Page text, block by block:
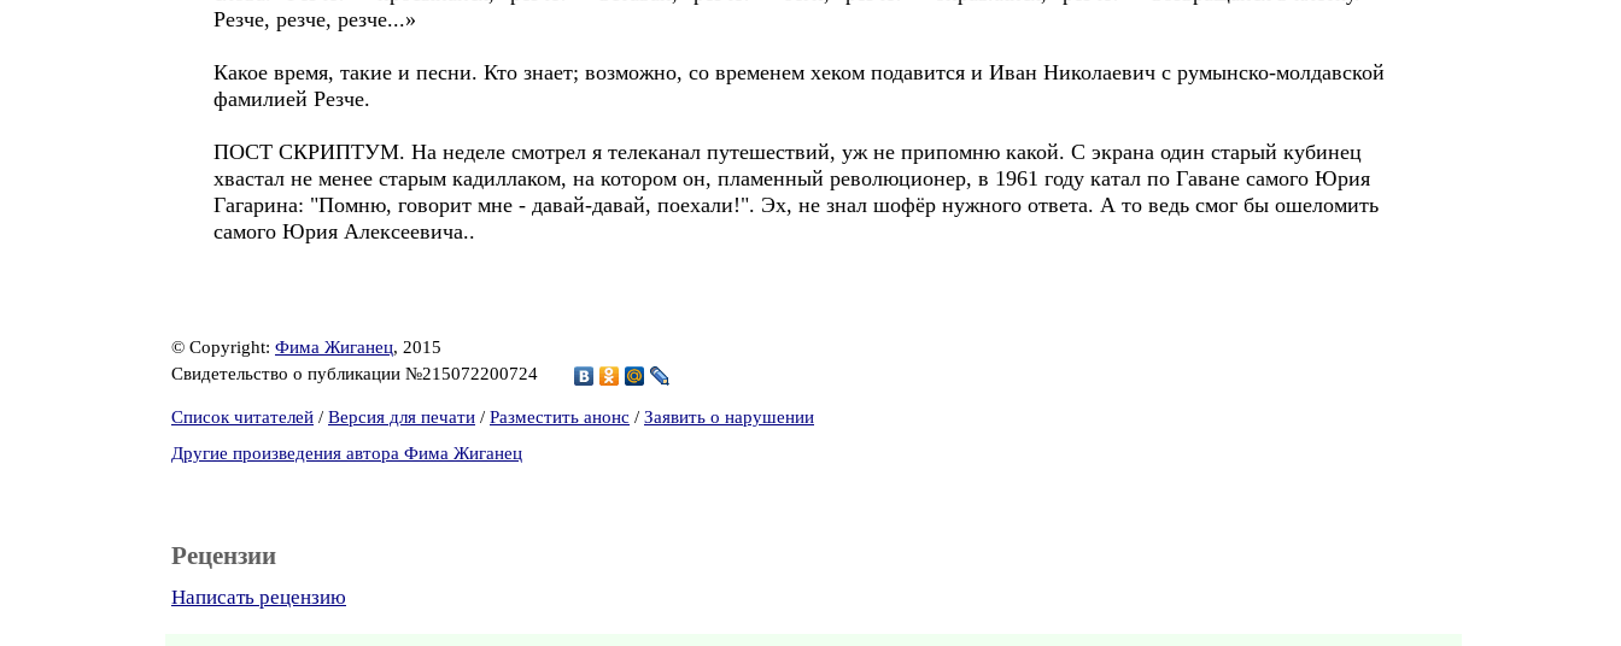
Резче, резче, резче...»
Какое время, такие и песни. Кто знает; возможно, со временем хеком подавится и Иван Николаевич с румынско-молдавской
фамилией Резче.
ПОСТ СКРИПТУМ. На неделе смотрел я телеканал путешествий, уж не припомню какой. С экрана один старый кубинец
хвастал не менее старым кадиллаком, на котором он, пламенный революционер, в 1961 году катал по Гаване самого Юрия
Гагарина: "Помню, говорит мне - давай-давай, поехали!". Эх, не знал шофёр нужного ответа. А то ведь смог бы ошеломить
самого Юрия Алексеевича..
© Copyright: Фима Жиганец, 2015
Свидетельство о публикации №215072200724
Список читателей / Версия для печати / Разместить анонс / Заявить о нарушении
Другие произведения автора Фима Жиганец
Рецензии
Написать рецензию